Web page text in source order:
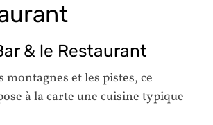
& le Restaurant
montagnes et les pistes, ce
à la carte une cuisine typique